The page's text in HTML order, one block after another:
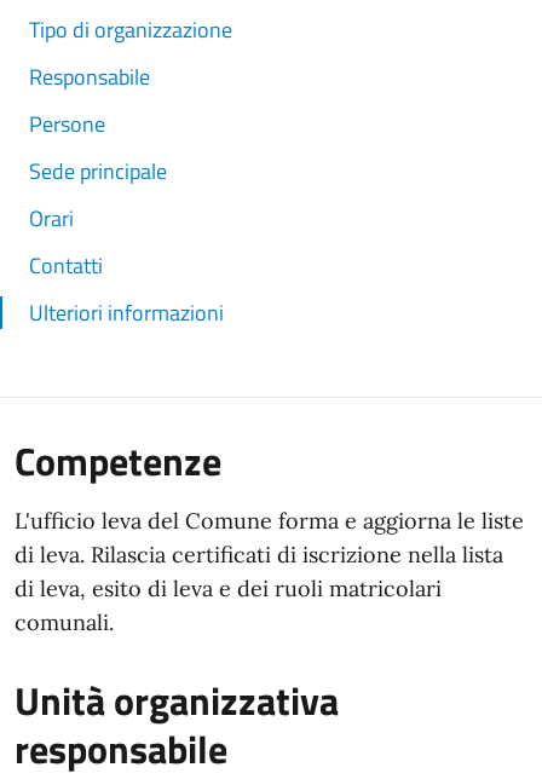
Tipo di organizzazione
Responsabile
Persone
Sede principale
Orari
Contatti
Ulteriori informazioni
Competenze
L'ufficio leva del Comune forma e aggiorna le liste
di leva. Rilascia certificati di iscrizione nella lista
di leva, esito di leva e dei ruoli matricolari
comunali.
Unità organizzativa
responsabile